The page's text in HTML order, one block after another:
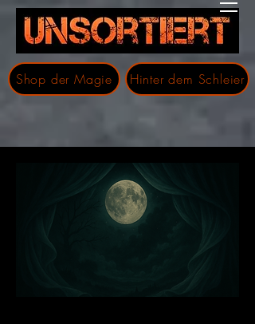
Shop der Magie Hinter dem Schleier